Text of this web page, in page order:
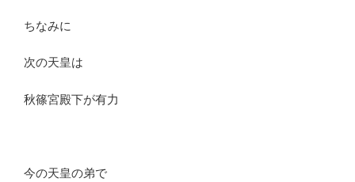
ちなみに
次の天皇は
秋篠宮殿下が有力
今の天皇の弟で